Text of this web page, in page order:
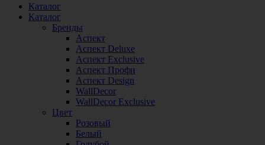
Каталог
Каталог
Бренды
Аспект
Аспект Deluxe
Аспект Exclusive
Аспект Профи
Аспект Design
WallDecor
WallDecor Exclusive
Цвет
Розовый
Белый